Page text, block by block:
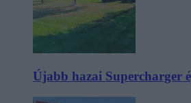
Újabb hazai Supercharger